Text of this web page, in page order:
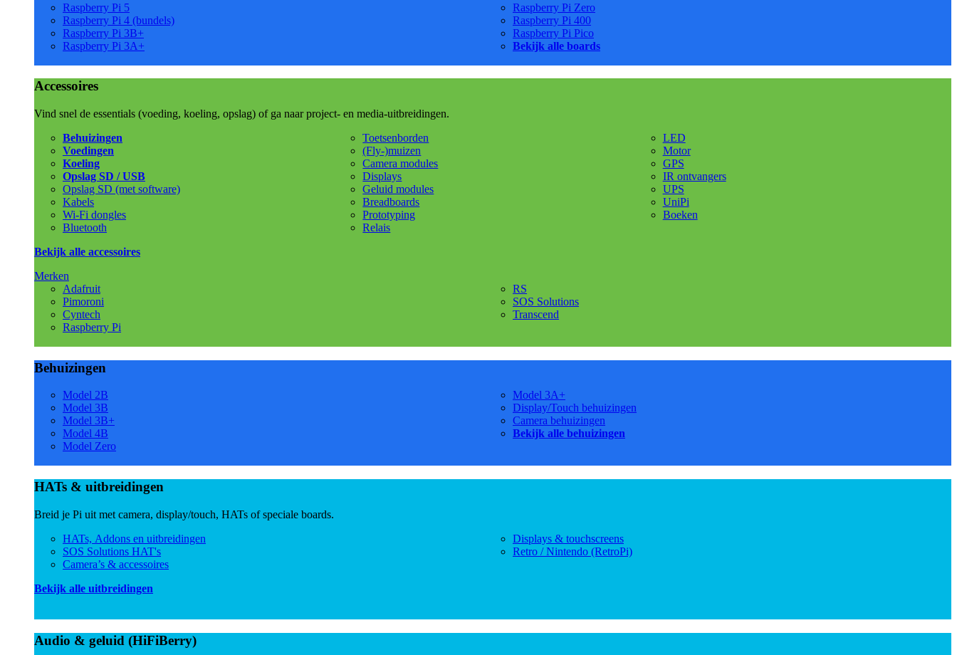
Raspberry Pi 5
Raspberry Pi 4 (bundels)
Raspberry Pi 3B+
Raspberry Pi 3A+
Raspberry Pi Zero
Raspberry Pi 400
Raspberry Pi Pico
Bekijk alle boards
Accessoires
Vind snel de essentials (voeding, koeling, opslag) of ga naar project- en media-uitbreidingen.
Behuizingen
Voedingen
Koeling
Opslag SD / USB
Opslag SD (met software)
Kabels
Wi-Fi dongles
Bluetooth
Toetsenborden
(Fly-)muizen
Camera modules
Displays
Geluid modules
Breadboards
Prototyping
Relais
LED
Motor
GPS
IR ontvangers
UPS
UniPi
Boeken
Bekijk alle accessoires
Merken
Adafruit
Pimoroni
Cyntech
Raspberry Pi
RS
SOS Solutions
Transcend
Behuizingen
Model 2B
Model 3B
Model 3B+
Model 4B
Model Zero
Model 3A+
Display/Touch behuizingen
Camera behuizingen
Bekijk alle behuizingen
HATs & uitbreidingen
Breid je Pi uit met camera, display/touch, HATs of speciale boards.
HATs, Addons en uitbreidingen
SOS Solutions HAT's
Camera’s & accessoires
Displays & touchscreens
Retro / Nintendo (RetroPi)
Bekijk alle uitbreidingen
Audio & geluid (HiFiBerry)